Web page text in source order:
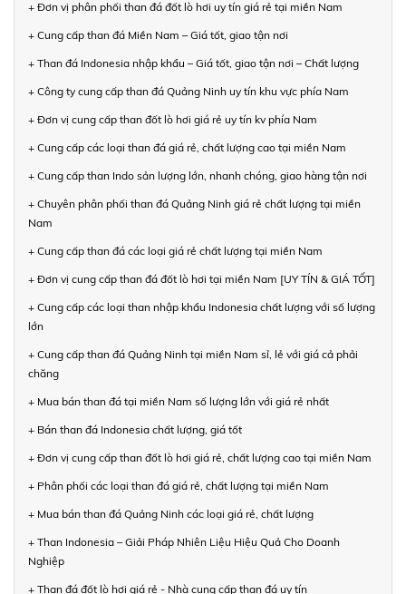
+ Đơn vị phân phối than đá đốt lò hơi uy tín giá rẻ tại miền Nam
+ Cung cấp than đá Miền Nam – Giá tốt, giao tận nơi
+ Than đá Indonesia nhập khẩu – Giá tốt, giao tận nơi – Chất lượng
+ Công ty cung cấp than đá Quảng Ninh uy tín khu vực phía Nam
+ Đơn vị cung cấp than đốt lò hơi giá rẻ uy tín kv phía Nam
+ Cung cấp các loại than đá giá rẻ, chất lượng cao tại miền Nam
+ Cung cấp than Indo sản lượng lớn, nhanh chóng, giao hàng tận nơi
+ Chuyên phân phối than đá Quảng Ninh giá rẻ chất lượng tại miền
Nam
+ Cung cấp than đá các loại giá rẻ chất lượng tại miền Nam
+ Đơn vị cung cấp than đá đốt lò hơi tại miền Nam [UY TÍN & GIÁ TỐT]
+ Cung cấp các loại than nhập khẩu Indonesia chất lượng với số lượng
lớn
+ Cung cấp than đá Quảng Ninh tại miền Nam sỉ, lẻ với giá cả phải
chăng
+ Mua bán than đá tại miền Nam số lượng lớn với giá rẻ nhất
+ Bán than đá Indonesia chất lượng, giá tốt
+ Đơn vị cung cấp than đốt lò hơi giá rẻ, chất lượng cao tại miền Nam
+ Phân phối các loại than đá giá rẻ, chất lượng tại miền Nam
+ Mua bán than đá Quảng Ninh các loại giá rẻ, chất lượng
+ Than Indonesia – Giải Pháp Nhiên Liệu Hiệu Quả Cho Doanh
Nghiệp
+ Than đá đốt lò hơi giá rẻ - Nhà cung cấp than đá uy tín